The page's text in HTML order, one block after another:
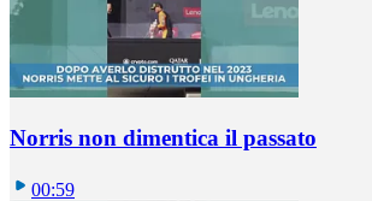
Norris non dimentica il passato
00:59